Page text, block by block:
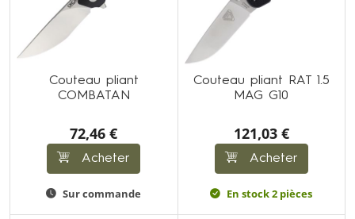
Couteau pliant
COMBATAN
72,46 €
Acheter
Sur commande
Couteau pliant RAT 1.5
MAG G10
121,03 €
Acheter
En stock 2 pièces